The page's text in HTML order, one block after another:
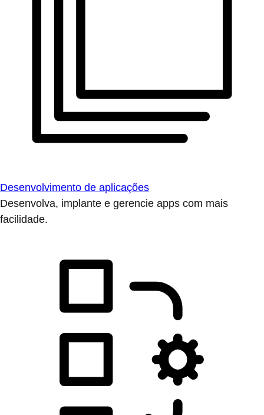
Desenvolvimento de aplicações
Desenvolva, implante e gerencie apps com mais
facilidade.